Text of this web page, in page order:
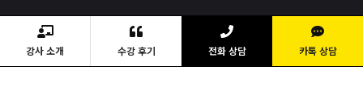
강사 소개 수강 후기 전화 상담 카톡 상담